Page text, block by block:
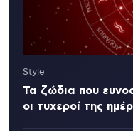
Style
Τα ζώδια που
οι τυχεροί της